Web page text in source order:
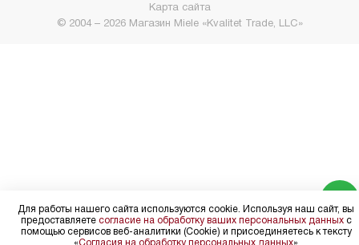
© 2004 – 2026 Магазин Miele «Kvalitet Trade, LLC»
Карта сайта
Для работы нашего сайта используются cookie. Используя наш сайт, вы
предоставляете согласие на обработку ваших персональных данныхс
помощью сервисов веб-аналитики (Cookie) и присоединяетесь к тексту
«Согласия на обработку персональных данных»